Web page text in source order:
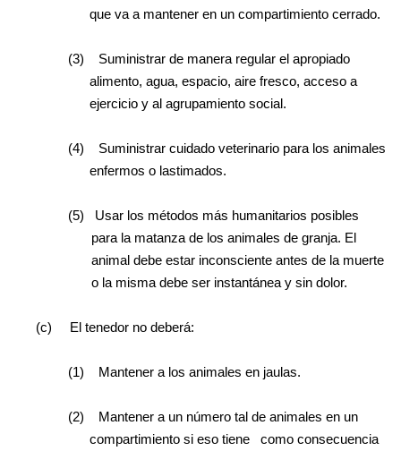
que va a mantener en un compartimiento cerrado.
(3)
Suministrar de manera regular el apropiado
alimento, agua, espacio, aire fresco, acceso a
ejercicio y al agrupamiento social.
(4)
Suministrar cuidado veterinario para los animales
enfermos o lastimados.
(5)
Usar los métodos más humanitarios posibles
para la matanza de los animales de granja. El
animal debe estar inconsciente antes de la muerte
o la misma debe ser instantánea y sin dolor.
(c) El tenedor no deberá:
(1) Mantener a los animales en jaulas.
(2)
Mantener a un número tal de animales en un
compartimiento si eso tiene
como consecuencia